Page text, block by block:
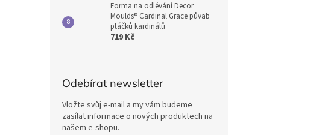
Forma na odlévání Decor
Moulds® Cardinal Grace půvab
ptáčků kardinálů
719 Kč
Odebírat newsletter
Vložte svůj e-mail a my vám budeme
zasílat informace o nových produktech na
našem e-shopu.